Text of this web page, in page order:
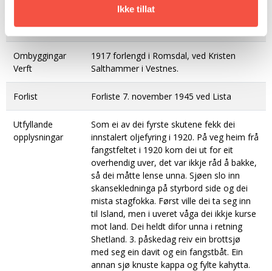
Ikke tillat
M. K. Eide (1921)
Solevåg (1922)
Ombyggingar
Verft
1917 forlengd i Romsdal, ved Kristen
Salthammer i Vestnes.
Forlist Forliste 7. november 1945 ved Lista
Utfyllande
opplysningar
Som ei av dei fyrste skutene fekk dei
innstalert oljefyring i 1920. På veg heim frå
fangstfeltet i 1920 kom dei ut for eit
overhendig uver, det var ikkje råd å bakke,
så dei måtte lense unna. Sjøen slo inn
skansekledninga på styrbord side og dei
mista stagfokka. Først ville dei ta seg inn
til Island, men i uveret våga dei ikkje kurse
mot land. Dei heldt difor unna i retning
Shetland. 3. påskedag reiv ein brottsjø
med seg ein davit og ein fangstbåt. Ein
annan sjø knuste kappa og fylte kahytta.